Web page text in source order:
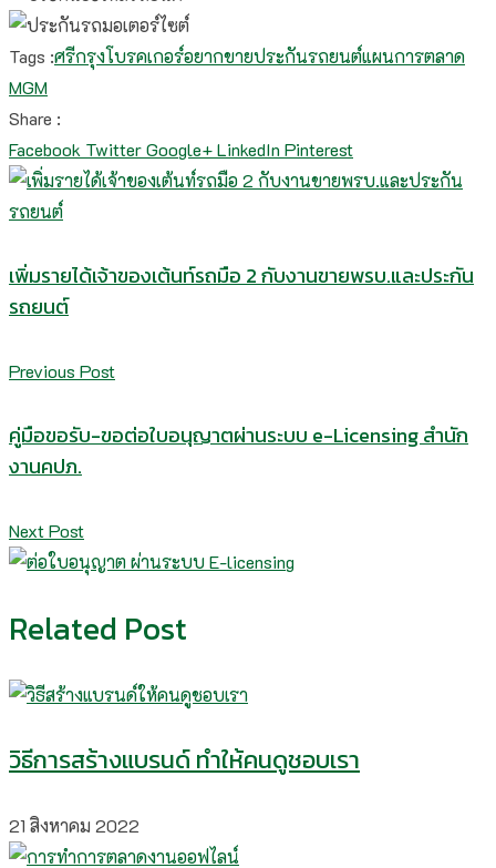
Tags :ศรีกรุงโบรคเกอร์อยากขายประกันรถยนต์แผนการตลาด
MGM
Share :
Facebook TwitterGoogle+LinkedIn Pinterest
เพิ่มรายได้เจ้าของเต้นท์รถมือ 2 กับงานขายพรบ.และประกัน
รถยนต์
Previous Post
คู่มือขอรับ-ขอต่อใบอนุญาตผ่านระบบ e-Licensing สำนัก
งานคปภ.
Next Post
Related Post
วิธีการสร้างแบรนด์ ทำให้คนดูชอบเรา
21 สิงหาคม 2022